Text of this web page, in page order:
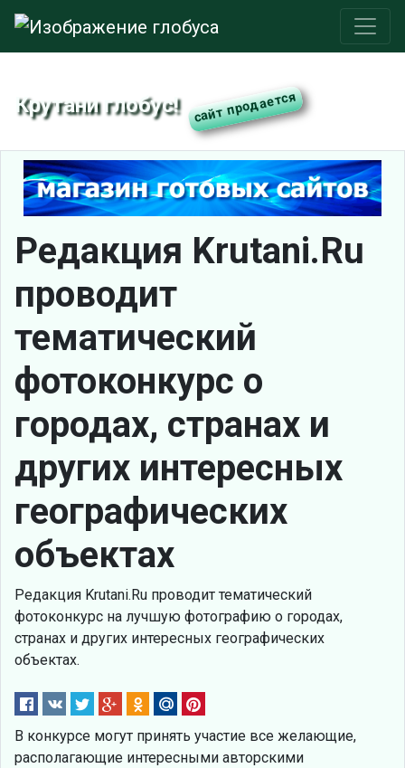
Крутани глобус!
Редакция Krutani.Ru
проводит
тематический
фотоконкурс о
городах, странах и
других интересных
географических
объектах
Редакция Krutani.Ru проводит тематический
фотоконкурс на лучшую фотографию о городах,
странах и других интересных географических
объектах.
В конкурсе могут принять участие все желающие,
располагающие интересными авторскими